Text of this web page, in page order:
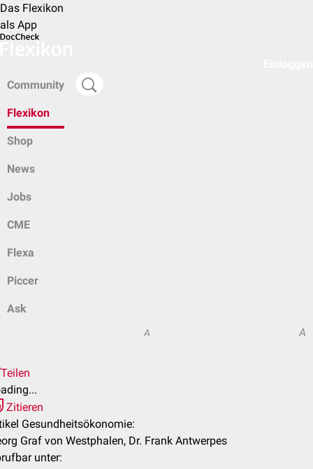
Das Flexikon
als App
Community
Flexikon
Shop
News
Jobs
CME
Flexa
Piccer
Ask
A A
Teilen
Zitieren
Gesundheitsökonomie:
Graf von Westphalen, Dr. Frank Antwerpes
unter: